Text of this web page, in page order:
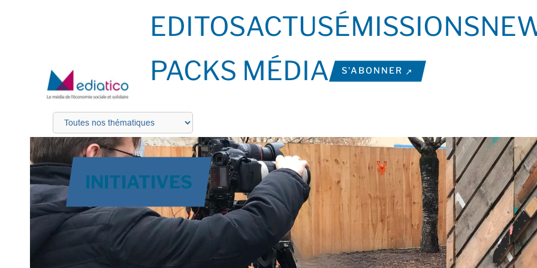
EDITOSACTUSÉMISSIONS
PACKS MÉDIA
S’ABONNER
INITIATIVES